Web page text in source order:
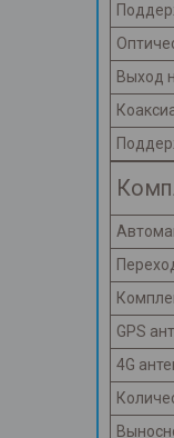
Выход
GPS
4G